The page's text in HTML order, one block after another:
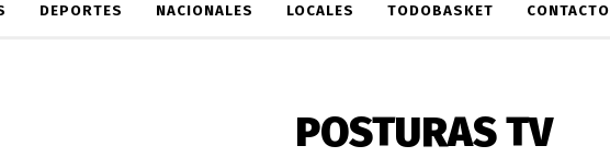
DEPORTES NACIONALES LOCALES TODOBASKET CONTACTO
POSTURAS TV